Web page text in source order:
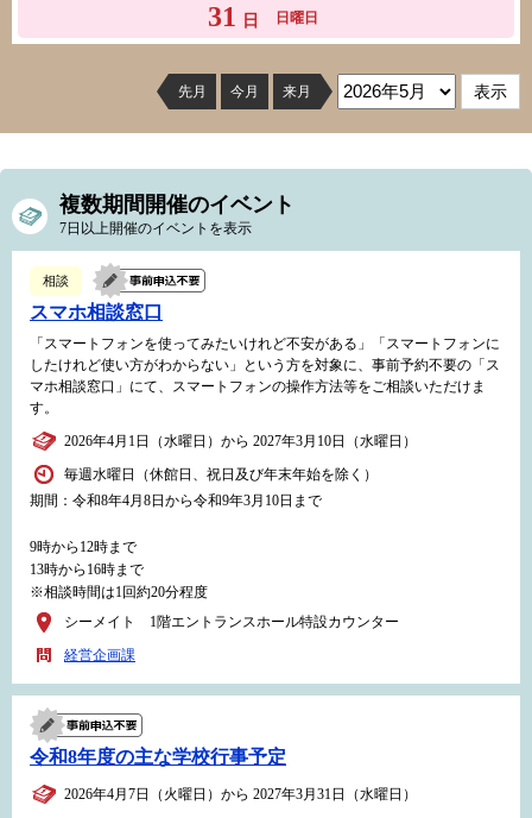
31 日 日曜日
先月 今月 来月
複数期間開催のイベント
7日以上開催のイベントを表示
相談
スマホ相談窓口
「スマートフォンを使ってみたいけれど不安がある」「スマートフォンに
したけれど使い方がわからない」という方を対象に、事前予約不要の「ス
マホ相談窓口」にて、スマートフォンの操作方法等をご相談いただけま
す。
2026年4月1日（水曜日）から 2027年3月10日（水曜日）
毎週水曜日（休館日、祝日及び年末年始を除く）
期間：令和8年4月8日から令和9年3月10日まで
9時から12時まで
13時から16時まで
※相談時間は1回約20分程度
シーメイト 1階エントランスホール特設カウンター
経営企画課
令和8年度の主な学校行事予定
2026年4月7日（火曜日）から 2027年3月31日（水曜日）